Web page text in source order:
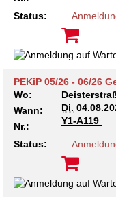
“Mäuseburg”
Status:
PEKiP 05/26 - 06/26
Wo:
Wann:
Di.
Nr.:
Y1-A119
Status: